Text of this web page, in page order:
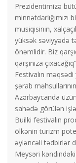
Prezidentimizə
minnətdarlığımızı
musiqisinin,
yüksək səviyyədə
önəmlidir. Biz
qarşınıza
Festivalın
şərab
Azərbaycanda
sahədə görülən
Builki festivalın
ölkənin turizm
əyləncəli tədbirlər
Meysəri